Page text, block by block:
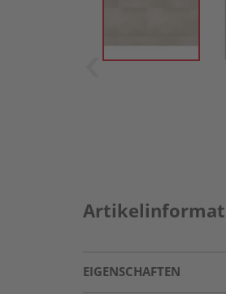
EIGENSCHAFTEN